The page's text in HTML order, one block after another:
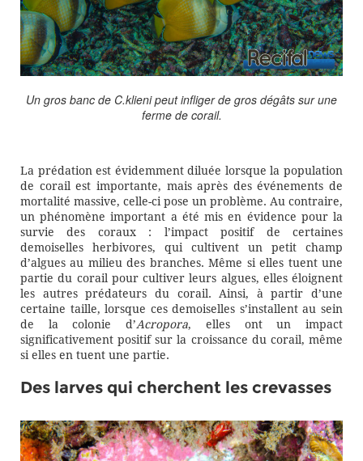
Un gros banc de C.klieni peut infliger de gros dégâts sur une
ferme de corail.
La prédation est évidemment diluée lorsque la population
de corail est importante, mais après des événements de
mortalité massive, celle-ci pose un problème. Au contraire,
un phénomène important a été mis en évidence pour la
survie des coraux : l’impact positif de certaines
demoiselles herbivores, qui cultivent un petit champ
d’algues au milieu des branches. Même si elles tuent une
partie du corail pour cultiver leurs algues, elles éloignent
les autres prédateurs du corail. Ainsi, à partir d’une
certaine taille, lorsque ces demoiselles s’installent au sein
de la colonie d’Acropora, elles ont un impact
significativement positif sur la croissance du corail, même
si elles en tuent une partie.
Des larves qui cherchent les crevasses